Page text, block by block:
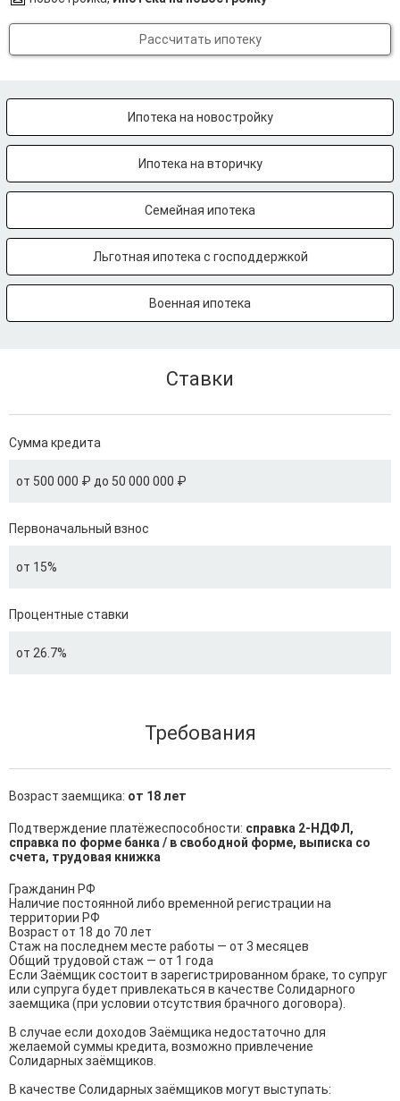
Рассчитать ипотеку
Ипотека на новостройку
Ипотека на вторичку
Семейная ипотека
Льготная ипотека с господдержкой
Военная ипотека
Ставки
Сумма кредита
от 500 000 ₽ до 50 000 000 ₽
Первоначальный взнос
от 15%
Процентные ставки
от 26.7%
Требования
Возраст заемщика: от 18 лет
Подтверждение платёжеспособности: справка 2-НДФЛ,
справка по форме банка / в свободной форме, выписка со
счета, трудовая книжка
Гражданин РФ
Наличие постоянной либо временной регистрации на
территории РФ
Возраст от 18 до 70 лет
Стаж на последнем месте работы — от 3 месяцев
Общий трудовой стаж — от 1 года
Если Заёмщик состоит в зарегистрированном браке, то супруг
или супруга будет привлекаться в качестве Солидарного
заемщика (при условии отсутствия брачного договора).
В случае если доходов Заёмщика недостаточно для
желаемой суммы кредита, возможно привлечение
Солидарных заёмщиков.
В качестве Солидарных заёмщиков могут выступать: